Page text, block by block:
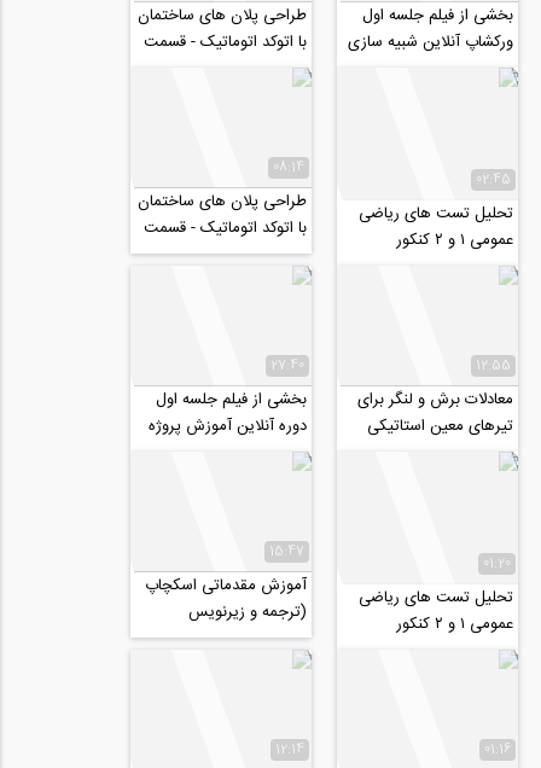
بخشی از فیلم جلسه اول
ورکشاپ آنلاین شبیه سازی
جریان سیال در داخل خاک
با نرم...
طراحی پلان های ساختمان
با اتوکد اتوماتیک - قسمت
دوم
02:45
تحلیل تست های ریاضی
عمومی ۱ و ۲ کنکور
صنـايع، عمـران،...
08:14
طراحی پلان های ساختمان
با اتوکد اتوماتیک - قسمت
اول
12:55
معادلات برش و لنگر برای
تیرهای معین استاتیکی
(ترجمه و زیرنویس
اختصاصی موسسه ۸۰۸)
27:40
بخشی از فیلم جلسه اول
دوره آنلاین آموزش پروژه
2D
01:20
تحلیل تست های ریاضی
عمومی ۱ و ۲ کنکور
صنـايع، عمـران،...
15:47
آموزش مقدماتی اسکچاپ
(ترجمه و زیرنویس
اختصاصی موسسه ۸۰۸)
01:16
12:14